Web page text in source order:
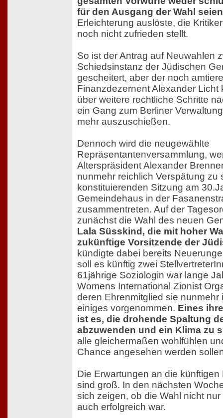
für den Ausgang der Wahl seien
Erleichterung auslöste, die
noch nicht zufrieden stellt.
So ist der Antrag auf Neuwahlen
Schiedsinstanz der Jüdischen
gescheitert, aber der noch
Finanzdezernent Alexander Licht
über weitere rechtliche Schritte
ein Gang zum Berliner
mehr auszuschießen.
Dennoch wird die neugewählte
Repräsentantenversammlung,
Alterspräsident Alexander
nunmehr reichlich Verspätung zu
konstituierenden Sitzung am
Gemeindehaus in der
zusammentreten. Auf der
zunächst die Wahl des neuen
Lala Süsskind, die mit hoher
zukünftige Vorsitzende der
kündigte dabei bereits
soll es künftig zwei
61jährige Soziologin war lange
Womens International Zionist
deren Ehrenmitglied sie nunmehr
einiges vorgenommen. Eines
ist es, die drohende Spaltung
abzuwenden und ein Klima zu
alle gleichermaßen wohlfühlen
Chance angesehen werden
Die Erwartungen an die
sind groß. In den nächsten
sich zeigen, ob die Wahl nicht
auch erfolgreich war.